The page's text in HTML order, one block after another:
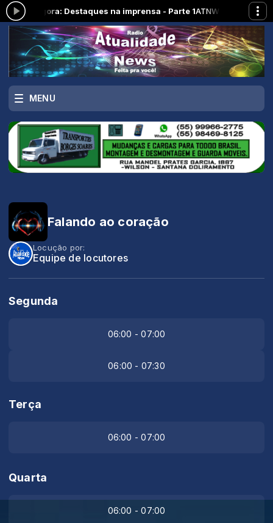
agora: Destaques na imprensa - Parte 1ATNWES NOTíCIA
MENU
Falando ao coração
Locução por:
Equipe de locutores
Segunda
06:00 - 07:00
06:00 - 07:30
Terça
06:00 - 07:00
Quarta
06:00 - 07:00